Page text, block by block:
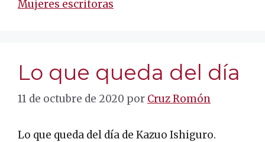
Mujeres escritoras
Lo que queda del día
11 de octubre de 2020 por Cruz Romón
Lo que queda del día de Kazuo Ishiguro.